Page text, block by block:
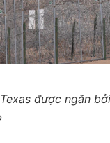
được ngăn